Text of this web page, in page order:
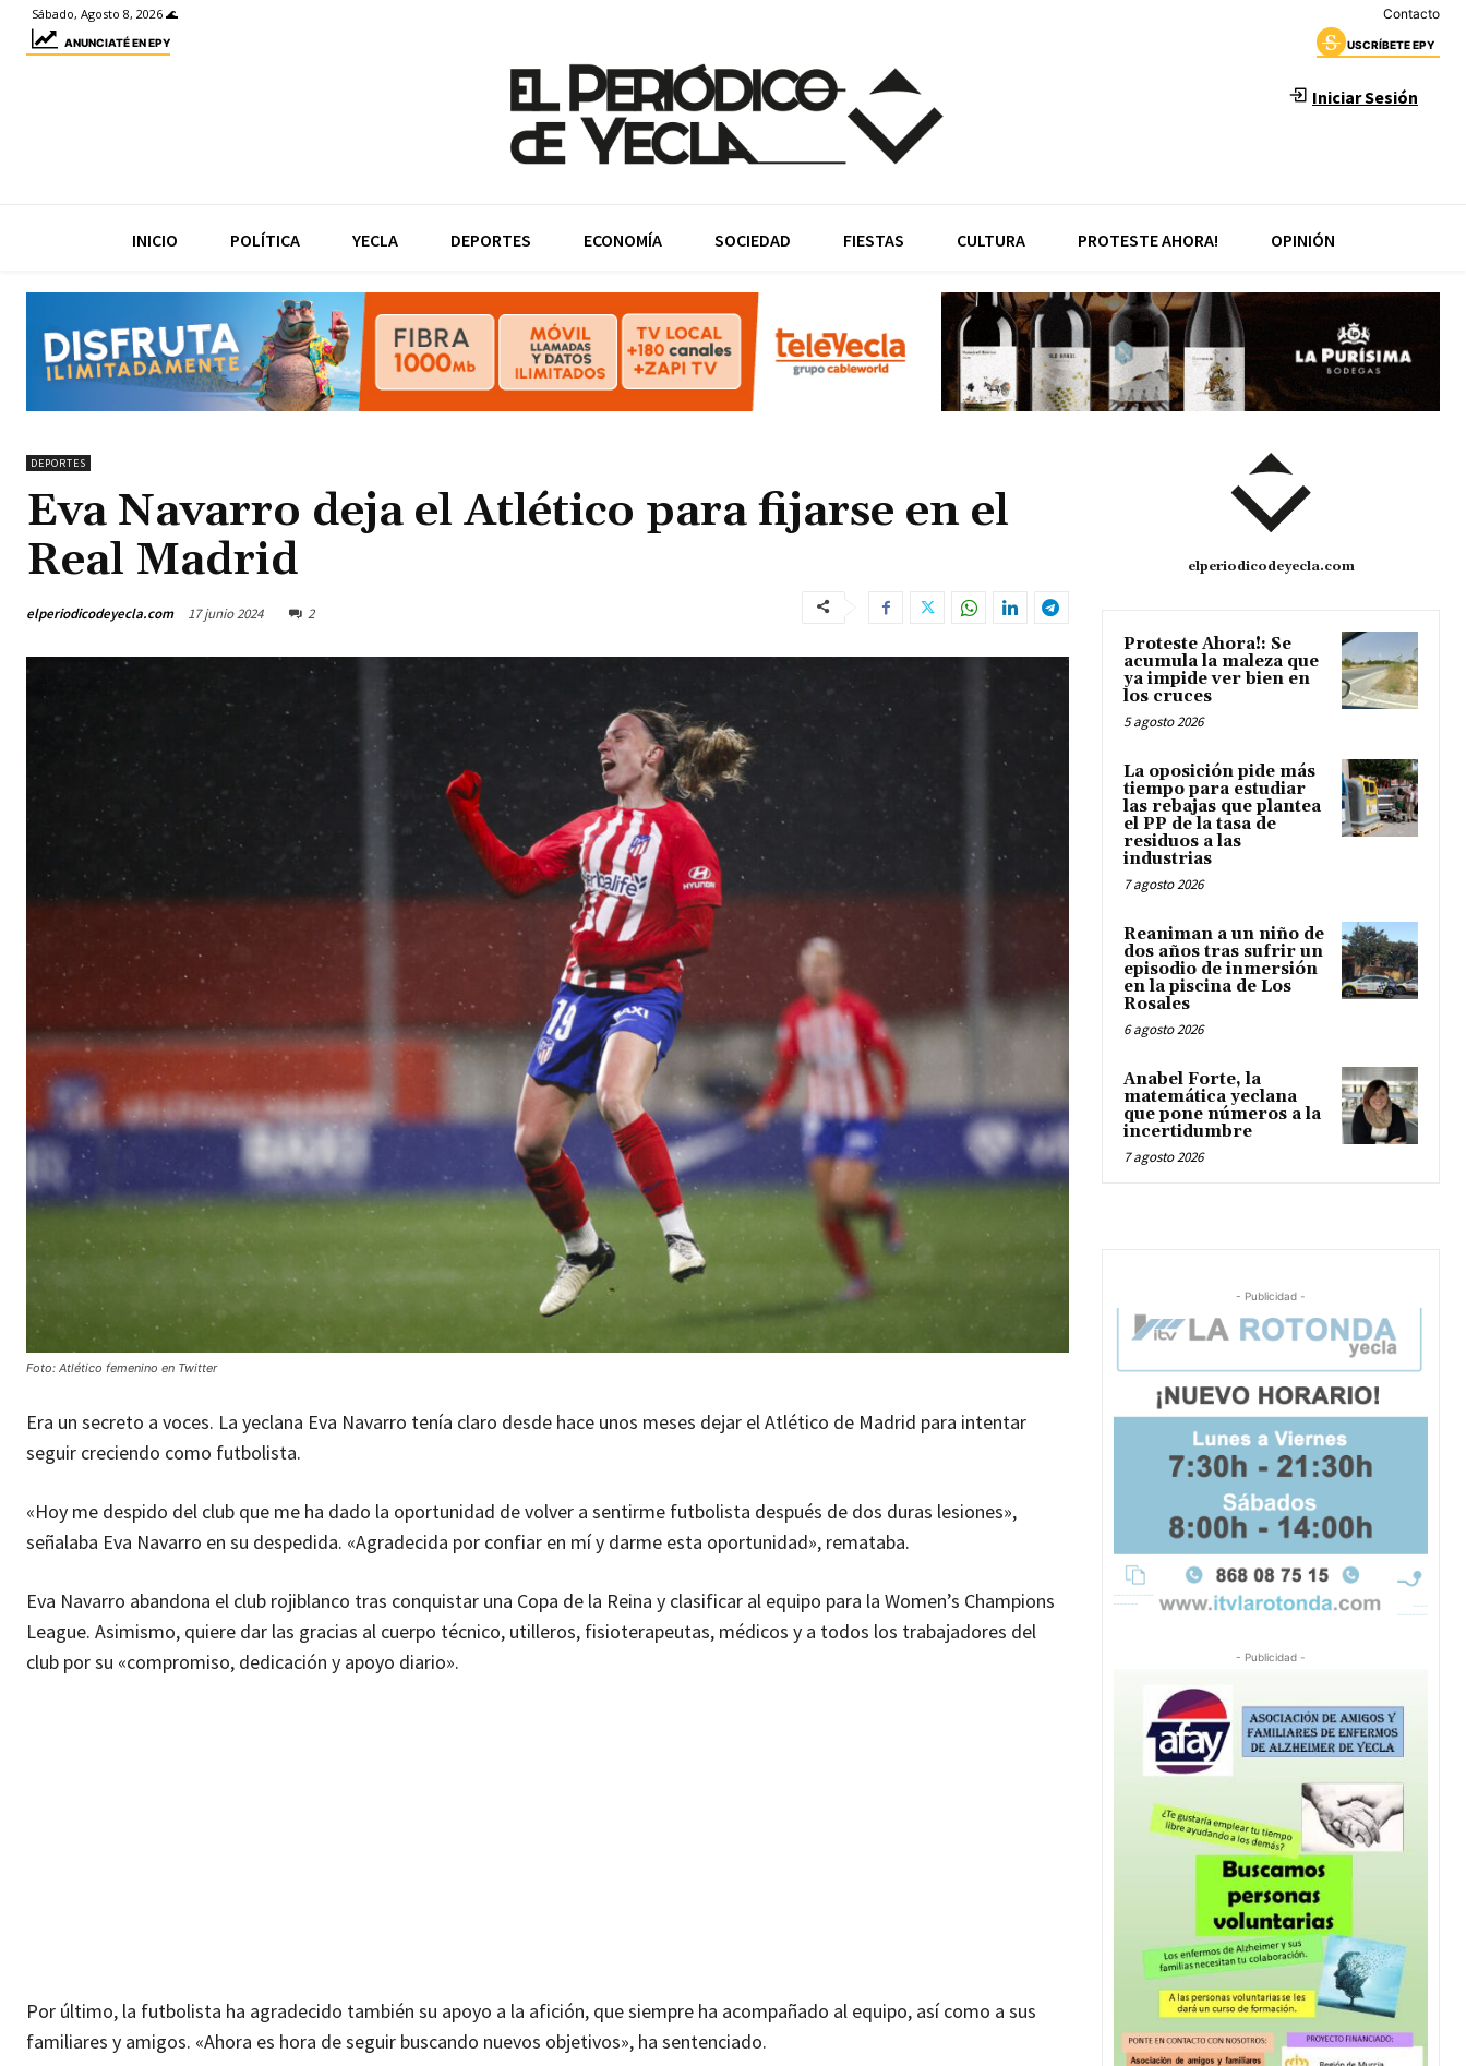
Sábado, Agosto 8, 2026 🌊 Contacto
ANUNCIATÉ EN EPY USCRÍBETE EPY
Iniciar Sesión
INICIO POLÍTICA YECLA DEPORTES ECONOMÍA SOCIEDAD FIESTAS CULTURA PROTESTE AHORA! OPINIÓN
DEPORTES
Eva Navarro deja el Atlético para fijarse en el
Real Madrid
elperiodicodeyecla.com 17 junio 2024 2
Foto: Atlético femenino en Twitter
Era un secreto a voces. La yeclana Eva Navarro tenía claro desde hace unos meses dejar el Atlético de Madrid para intentar
seguir creciendo como futbolista.
«Hoy me despido del club que me ha dado la oportunidad de volver a sentirme futbolista después de dos duras lesiones»,
señalaba Eva Navarro en su despedida. «Agradecida por confiar en mí y darme esta oportunidad», remataba.
Eva Navarro abandona el club rojiblanco tras conquistar una Copa de la Reina y clasificar al equipo para la Women’s Champions
League. Asimismo, quiere dar las gracias al cuerpo técnico, utilleros, fisioterapeutas, médicos y a todos los trabajadores del
club por su «compromiso, dedicación y apoyo diario».
Por último, la futbolista ha agradecido también su apoyo a la afición, que siempre ha acompañado al equipo, así como a sus
familiares y amigos. «Ahora es hora de seguir buscando nuevos objetivos», ha sentenciado.
elperiodicodeyecla.com
Proteste Ahora!: Se
acumula la maleza que
ya impide ver bien en
los cruces
5 agosto 2026
La oposición pide más
tiempo para estudiar
las rebajas que plantea
el PP de la tasa de
residuos a las
industrias
7 agosto 2026
Reaniman a un niño de
dos años tras sufrir un
episodio de inmersión
en la piscina de Los
Rosales
6 agosto 2026
Anabel Forte, la
matemática yeclana
que pone números a la
incertidumbre
7 agosto 2026
- Publicidad -
- Publicidad -